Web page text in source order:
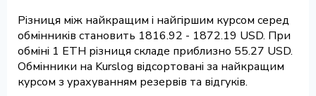
Різниця між найкращим і найгіршим курсом серед
обмінників становить 1816.92 - 1872.19 USD. При
обміні 1 ETH різниця складе приблизно 55.27 USD.
Обмінники на Kurslog відсортовані за найкращим
курсом з урахуванням резервів та відгуків.